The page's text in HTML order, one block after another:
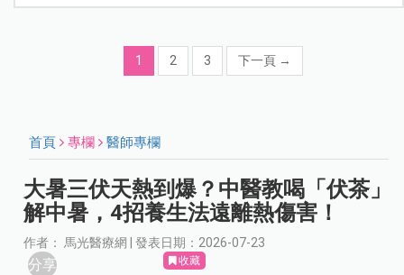
1 2 3 下一頁 →
首頁 專欄 醫師專欄
大暑三伏天熱到爆？中醫教喝「伏茶」
解中暑，4招養生法遠離熱傷害！
作者： 馬光醫療網 | 發表日期：2026-07-23
分享 收藏